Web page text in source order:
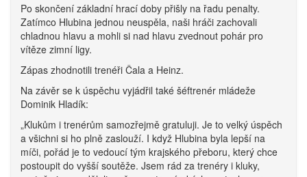
Po skončení základní hrací doby přišly na řadu penalty.
Zatímco Hlubina jednou neuspěla, naši hráči zachovali
chladnou hlavu a mohli si nad hlavu zvednout pohár pro
vítěze zimní ligy.
Zápas zhodnotili trenéři Čala a Heinz.
Na závěr se k úspěchu vyjádřil také šéftrenér mládeže
Dominik Hladík:
„Klukům i trenérům samozřejmě gratuluji. Je to velký úspěch
a všichni si ho plně zaslouží. I když Hlubina byla lepší na
míči, pořád je to vedoucí tým krajského přeboru, který chce
postoupit do vyšší soutěže. Jsem rád za trenéry i kluky,